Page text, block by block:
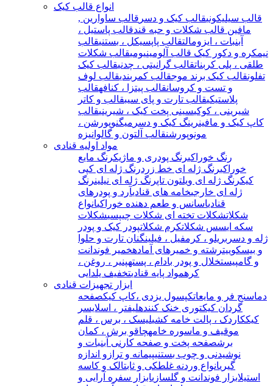
انواع قالب کیک
قالب سیلیکونیقالب کیک و دسر قالب ساوارین ,
مافین قالب شکلات و حبه قندقالب پاستیل ،
آبنبات ، ایزومالتقالب پاپسیکل ، بستنیقالب
نیمکره و دکور کیک قالب آلومینیومیقالب شکلات
طلقی ، پلی کربناتقالب گرانیتی ، چدنیقالب کیک
تفلونقالب کیک برند موجقالب کمربندیقالب لوف
و تست و کروسانقالب پیتزا ، کنافهقالب
پلاستیکیقالب تارت و پای سیبقالب و کاتر
شیرینی ، کوکیسینی پخت کیک ، شیرینیقالب
کاپ کیک و مافینرینگ کیک و دسر میگنوپورشن ،
مونوپورشنقالب آلتون و گالوانیزه
مواد اولیه قنادی
رنگ خوراکیرنگ پودری و ماژیکرنگ مایع
خوراکیرنگ ژله ای خط زردرنگ ژله ای کپی
کیکرنگ ژله ای ویلتون تاپرنگ ژله ای نیلینرنگ
ژله ای خارجیخامه های قنادیآرد و پودرهای
قنادیاسانس و طعم دهنده خوراکیانواع
شکلاتشکلات تخته ای شکلات چیپسیشکلات
سکه ایسس شکلاتکرم شکلاتپودر کیک و پودر
ژله و دسر بریلو ، کرمفیل ، فیلینگنان تارت و حلوا
و بیسکوییترشته و خمیرهای آمادهخمیر فوندانت
و گامپیستخلال و پودر بادام ، پستهپنیر ، روغن ،
کرهمواد پایه قنادیتخفیف یلدایی
ابزار تجهیزات قنادی
دماسنج فر و مایعاتکپسول یزدی ،کاپ کیکصفحه
گردان کیکتوری خنک کنندهلیفتر ، اسلایسر
کیککاردک ، پالت خامه کشیلیسک ، برس ، قلم
موقیف و ماسوره خامهچاقو برش ، کمان
برشصفحه پخت و صفحه کار نی آبنبات و
نوشیدنی و چوب بستنیپیمانه و ترازو اندازه
گیریانواع وردنه غلطکی و ثابتالک و کاسه
استیلابزار فوندانت و گلسازیابزار سفره آرایی و